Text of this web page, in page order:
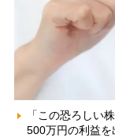
「この恐ろしい
500万円の利益を